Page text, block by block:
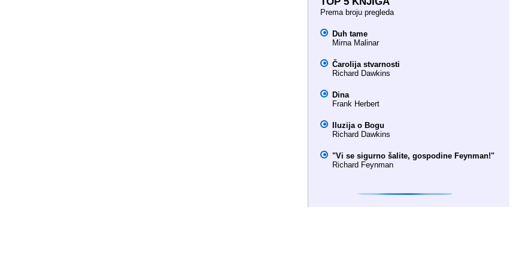
Prema broju pregleda
Duh tame
Mirna Malinar
Čarolija stvarnosti
Richard Dawkins
Dina
Frank Herbert
Iluzija o Bogu
Richard Dawkins
"Vi se sigurno šalite, gospodine Feynman!"
Richard Feynman